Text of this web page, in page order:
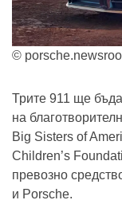
©
Трите 911 ще
на
Big Sisters of
Children’s
превозно
и Porsche.